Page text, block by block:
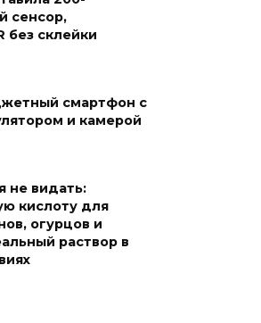
сенсор,
без склейки
смартфон с
и камерой
не видать:
кислоту для
огурцов и
раствор в